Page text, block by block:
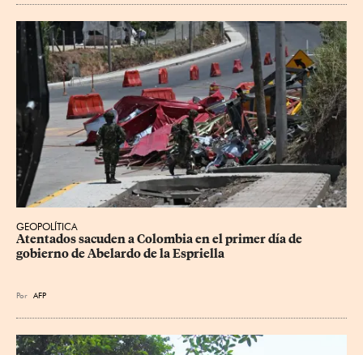
GEOPOLÍTICA
Atentados sacuden a Colombia en el primer día de
gobierno de Abelardo de la Espriella
Por AFP